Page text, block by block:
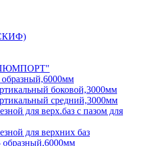
боковой,3000мм
средний,3000мм
для верх.баз с пазом для
для верхних баз